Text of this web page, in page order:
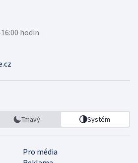
hodin
Tmavý Systém
Pro média